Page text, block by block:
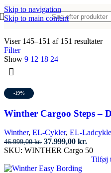
Skip to navigation
Skip to main content
Viser 145–151 af 151 resultater
Filter
Show 9 12 18 24
-19%
Winther Cargoo Steps –
Winther, EL-Cykler, EL-
46.999,00kr. Den
oprindelige
var:
37.999,00 kr.Den
aktuelle
pris
SKU: WINTHER Cargo 50
Tilføj